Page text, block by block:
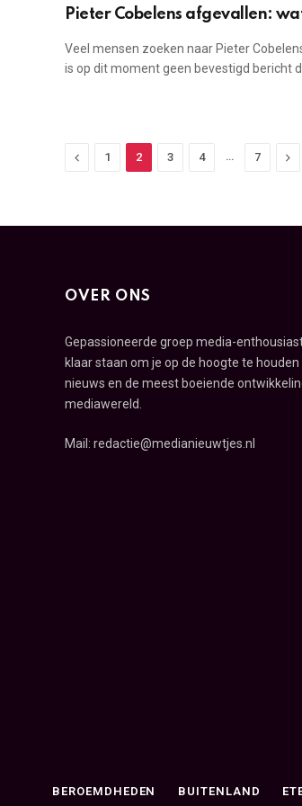
Pieter Cobelens afgevallen:
Veel mensen zoeken naar Pieter
is op dit moment geen bevestigd bericht
Previous
1 2 3 4 7
OVER ONS
Gepassioneerde groep media-
klaar staan om je op de hoogte te
nieuws en de meest boeiende
mediawereld.
Mail: redactie@medianieuwtjes.nl
BEROEMDHEDEN BUITENLAND